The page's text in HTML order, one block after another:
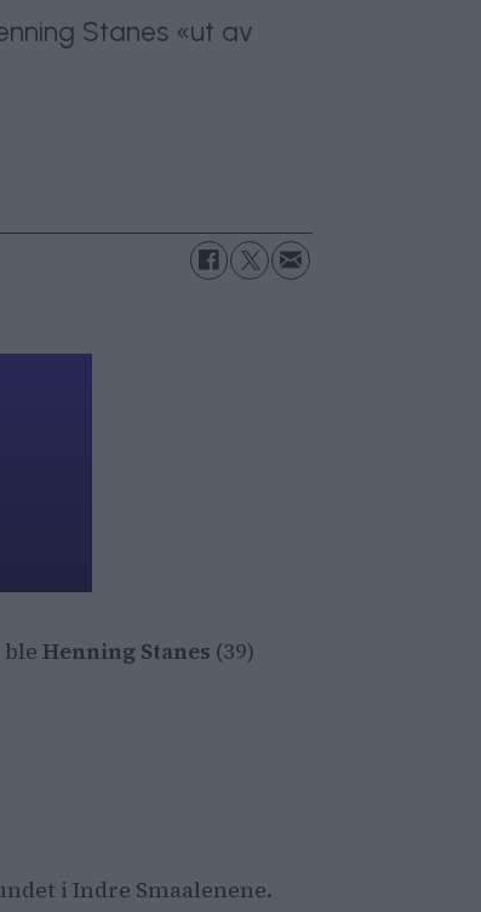
Stanes «ut av
bleHenning Stanes (39)
i Indre Smaalenene.